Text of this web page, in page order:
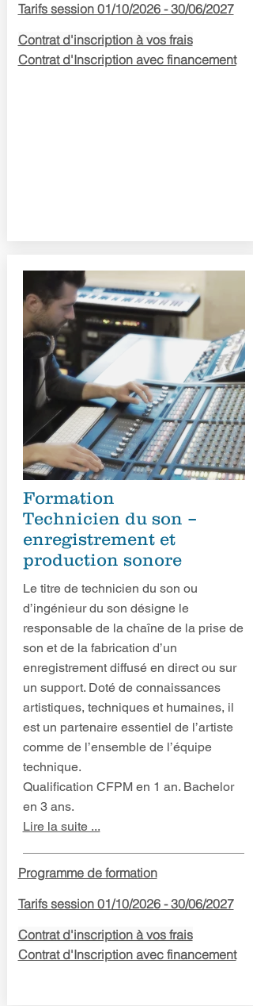
Tarifs session 01/10/2026- 30/06/2027
Contrat d'inscription à vos frais
Contrat d'Inscription avec financement
Formation
Technicien du son –
enregistrement et
production sonore
Le titre de technicien du son ou
d’ingénieur du son désigne le
responsable de la chaîne de la prise de
son et de la fabrication d’un
enregistrement diffusé en direct ou sur
un support. Doté de connaissances
artistiques, techniques et humaines, il
est un partenaire essentiel de l’artiste
comme de l’ensemble de l’équipe
technique.
Qualification CFPM en 1 an. Bachelor
en 3 ans.
Lire la suite ...
Programme de formation
Tarifs session 01/10/2026- 30/06/2027
Contrat d'inscription à vos frais
Contrat d'Inscription avec financement